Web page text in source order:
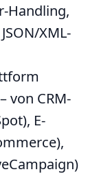
Handling,
XML-
von CRM-
E-